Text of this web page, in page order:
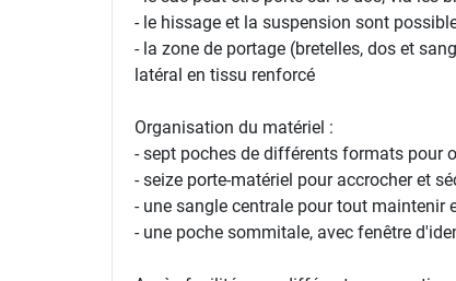
- le hissage et la suspension sont
- la zone de portage (bretelles, dos et
latéral en tissu renforcé
Organisation du matériel :
- sept poches de différents formats pour
- seize porte-matériel pour accrocher et
- une sangle centrale pour tout maintenir
- une poche sommitale, avec fenêtre